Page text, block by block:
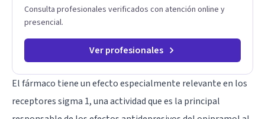
Consulta profesionales verificados con atención online y
presencial.
Ver profesionales
El fármaco tiene un efecto especialmente relevante en los
receptores sigma 1, una actividad que es la principal